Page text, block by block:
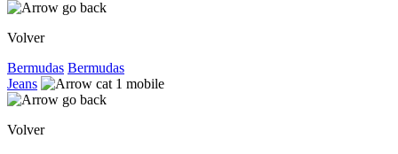
Volver
Bermudas Bermudas
Jeans
Volver